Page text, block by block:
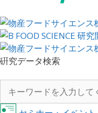
硏究データ検索